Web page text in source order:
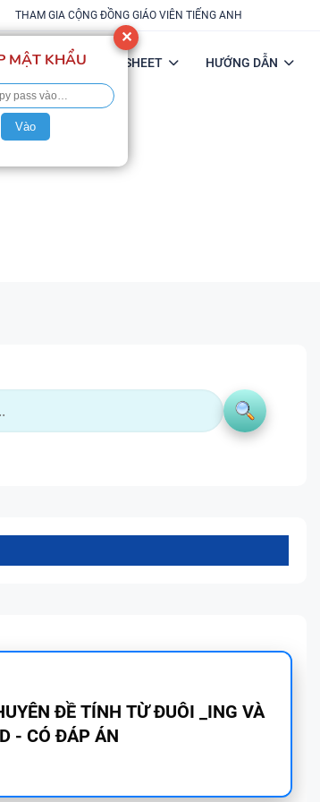
THAM GIA CỘNG ĐỒNG GIÁO VIÊN TIẾNG ANH
FLASH-SHEET HƯỚNG DẪN
SPEAKING - TIẾNG ANH
HỌC KỲ 1 - GLOBAL SUCCESS
✕
MẬT KHẨU
Vào